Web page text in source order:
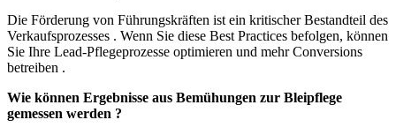
Die Förderung von Führungskräften ist ein kritischer Bestandteil des
Verkaufsprozesses . Wenn Sie diese Best Practices befolgen, können
Sie Ihre Lead-Pflegeprozesse optimieren und mehr Conversions
betreiben .
Wie können Ergebnisse aus Bemühungen zur Bleipflege
gemessen werden ?